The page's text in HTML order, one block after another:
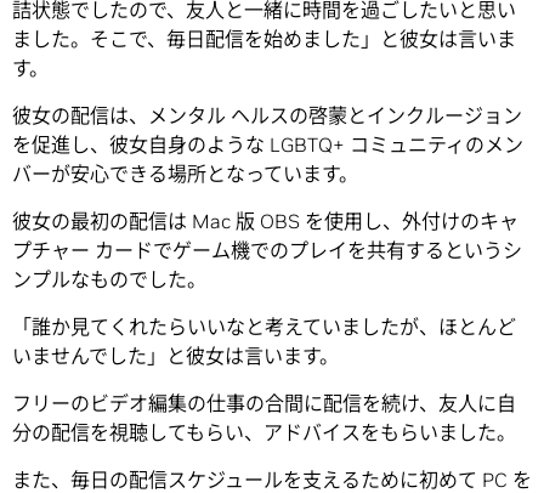
詰状態でしたので、友人と一緒に時間を過ごしたいと思い
ました。そこで、毎日配信を始めました」と彼女は言いま
す。
彼女の配信は、メンタル ヘルスの啓蒙とインクルージョン
を促進し、彼女自身のような LGBTQ+ コミュニティのメン
バーが安心できる場所となっています。
彼女の最初の配信は Mac 版 OBS を使用し、外付けのキャ
プチャー カードでゲーム機でのプレイを共有するというシ
ンプルなものでした。
「誰か見てくれたらいいなと考えていましたが、ほとんど
いませんでした」と彼女は言います。
フリーのビデオ編集の仕事の合間に配信を続け、友人に自
分の配信を視聴してもらい、アドバイスをもらいました。
また、毎日の配信スケジュールを支えるために初めて PC を